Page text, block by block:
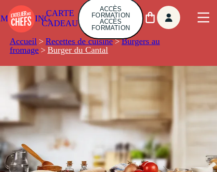
CARTE
CADEAU
ACCÈS
FORMATION
ACCÈS
FORMATION
Accueil > Recettes de cuisine > Burgers au
fromage > Burger du Cantal